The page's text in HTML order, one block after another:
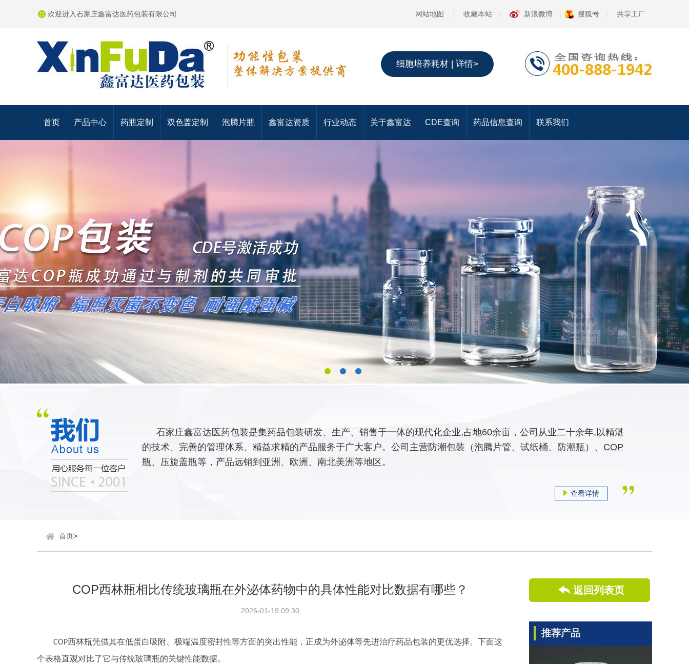
欢迎进入石家庄鑫富达医药包装有限公司 网站地图 收藏本站 新浪微博 搜狐号 共享工厂
细胞培养耗材 | 详情>
首页 产品中心 药瓶定制 双色盖定制 泡腾片瓶 鑫富达资质 行业动态 关于鑫富达 CDE查询 药品信息查询 联系我们
石家庄鑫富达医药包装是集药品包装研发、生产、销售于一体的现代化企业,占地60余亩，公司从业二十余年,以精湛
的技术、完善的管理体系、精益求精的产品服务于广大客户。公司主营防潮包装（泡腾片管、试纸桶、防潮瓶）、 COP
瓶、压旋盖瓶等，产品远销到亚洲、欧洲、南北美洲等地区。
查看详情
首页>
返回列表页
推荐产品
COP西林瓶相比传统玻璃瓶在外泌体药物中的具体性能对比数据有哪些？
2026-01-19 09:30
COP西林瓶凭借其在低蛋白吸附、极端温度密封性等方面的突出性能，正成为外泌体等先进治疗药品包装的更优选择。下面这
个表格直观对比了它与传统玻璃瓶的关键性能数据。